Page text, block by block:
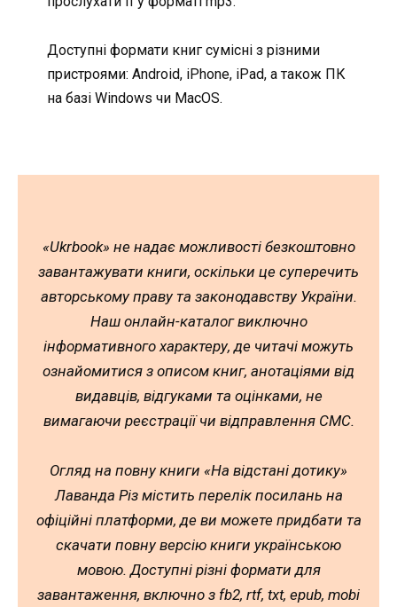
Доступні формати книг сумісні з різними
пристроями: Android, iPhone, iPad, а також ПК
на базі Windows чи MacOS.
«Ukrbook» не надає можливості безкоштовно
завантажувати книги, оскільки це суперечить
авторському праву та законодавству України.
Наш онлайн-каталог виключно
інформативного характеру, де читачі можуть
ознайомитися з описом книг, анотаціями від
видавців, відгуками та оцінками, не
вимагаючи реєстрації чи відправлення СМС.
Огляд на повну книги «На відстані дотику»
Лаванда Різ містить перелік посилань на
офіційні платформи, де ви можете придбати та
скачати повну версію книги українською
мовою. Доступні різні формати для
завантаження, включно з fb2, rtf, txt, epub, mobi